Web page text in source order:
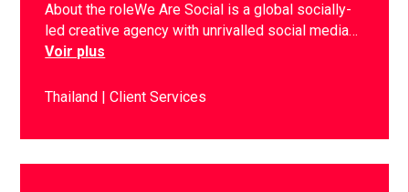
About the roleWe Are Social is a global socially-
led creative agency with unrivalled social media…
Voir plus
Thailand Client Services